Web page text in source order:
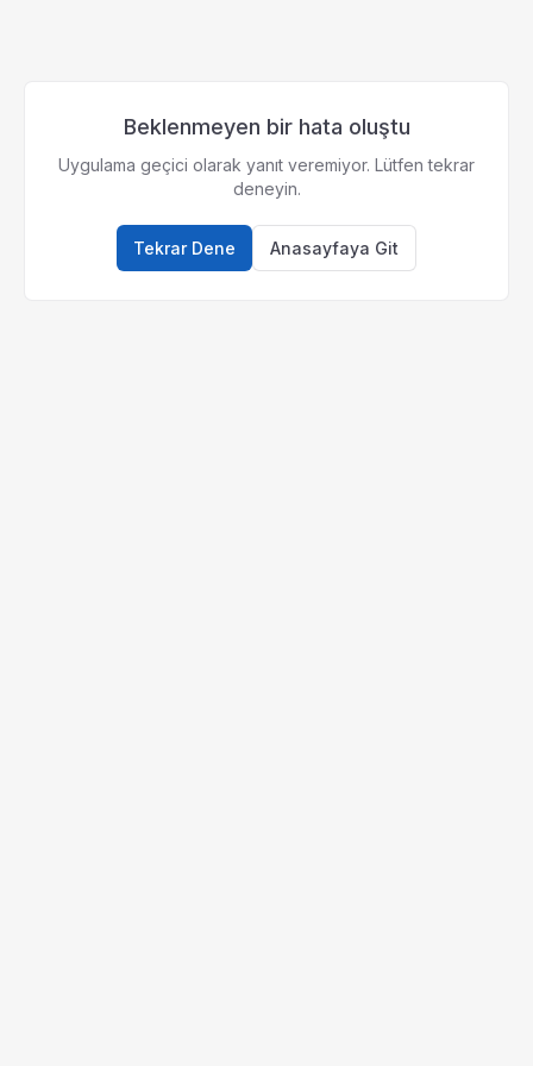
Beklenmeyen bir hata oluştu
Uygulama geçici olarak yanıt veremiyor. Lütfen tekrar
deneyin.
Tekrar Dene Anasayfaya Git